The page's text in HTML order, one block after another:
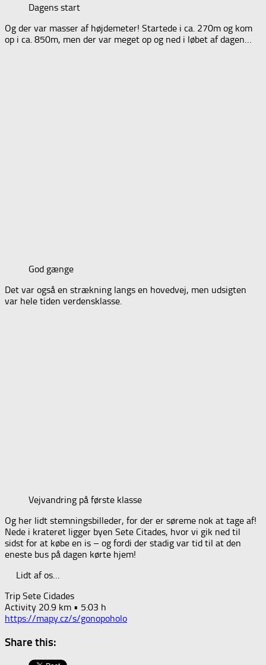
Dagens start
Og der var masser af højdemeter! Startede i ca. 270m og kom
op i ca. 850m, men der var meget op og ned i løbet af dagen…
God gænge
Det var også en strækning langs en hovedvej, men udsigten
var hele tiden verdensklasse.
Vejvandring på første klasse
Og her lidt stemningsbilleder, for der er søreme nok at tage af!
Nede i krateret ligger byen Sete Citades, hvor vi gik ned til
sidst for at købe en is – og fordi der stadig var tid til at den
eneste bus på dagen kørte hjem!
Lidt af os…
Trip Sete Cidades
Activity 20.9 km • 5:03 h
https://mapy.cz/s/gonopoholo
Share this: